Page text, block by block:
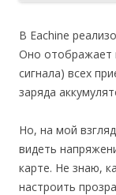
В Eachine
Оно отображает
сигнала) всех
заряда
Но, на мой
видеть
карте. Не знаю,
настроить